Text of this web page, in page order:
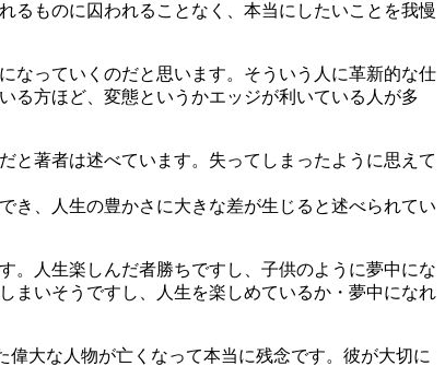
るものに囚われることなく、本当にしたいことを我慢
なっていくのだと思います。そういう人に革新的な仕
る方ほど、変態というかエッジが利いている人が多
と著者は述べています。失ってしまったように思えて
き、人生の豊かさに大きな差が生じると述べられてい
。人生楽しんだ者勝ちですし、子供のように夢中にな
まいそうですし、人生を楽しめているか・夢中になれ
大な人物が亡くなって本当に残念です。彼が大切に